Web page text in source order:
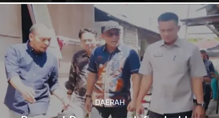
DAERAH